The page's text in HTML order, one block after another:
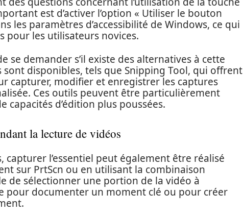
est d’activer l’option « Utiliser le bouton
les paramètres d’accessibilité de Windows, ce qui
pour les utilisateurs novices.
se demander s’il existe des alternatives à cette
disponibles, tels que Snipping Tool, qui offrent
capturer, modifier et enregistrer les captures
Ces outils peuvent être particulièrement
d’édition plus poussées.
la lecture de vidéos
capturer l’essentiel peut également être réalisé
sur PrtScn ou en utilisant la combinaison
de sélectionner une portion de la vidéo à
pour documenter un moment clé ou pour créer